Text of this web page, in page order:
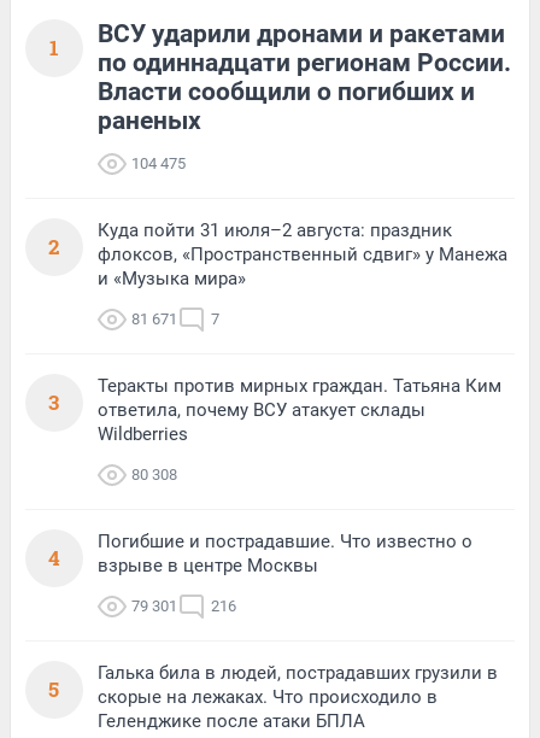
1
ВСУ ударили дронами и ракетами
по одиннадцати регионам России.
Власти сообщили о погибших и
раненых
104 475
2
Куда пойти 31 июля–2 августа: праздник
флоксов, «Пространственный сдвиг» у Манежа
и «Музыка мира»
81 671 7
3
Теракты против мирных граждан. Татьяна Ким
ответила, почему ВСУ атакует склады
Wildberries
80 308
4
Погибшие и пострадавшие. Что известно о
взрыве в центре Москвы
79 301 216
5
Галька била в людей, пострадавших грузили в
скорые на лежаках. Что происходило в
Геленджике после атаки БПЛА